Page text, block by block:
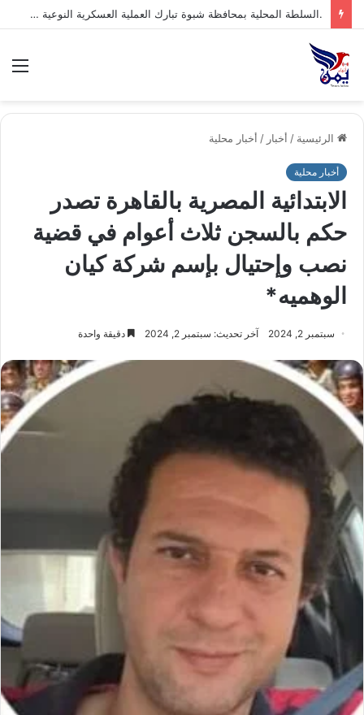
.السلطة المحلية بمحافظة شبوة تبارك العملية العسكرية النوعية للقوات المسلحة اليمنية ضد تحشيدات العدو السعودي
الرئيسية / أخبار / أخبار محلية
أخبار محلية
الابتدائية المصرية بالقاهرة تصدر
حكم بالسجن ثلاث أعوام في قضية
نصب وإحتيال بإسم شركة كيان
الوهميه*
سبتمبر 2, 2024 آخر تحديث: سبتمبر 2, 2024 دقيقة واحدة